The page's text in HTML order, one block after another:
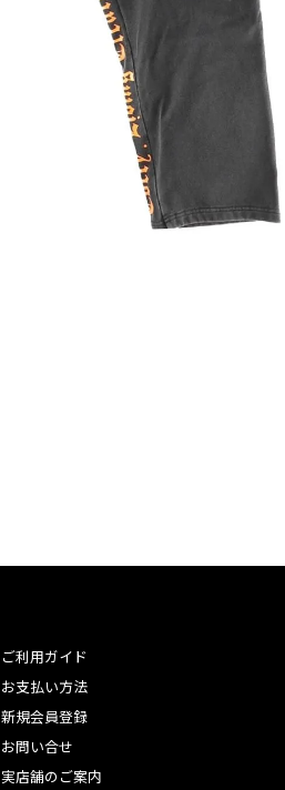
ご利用ガイド
お支払い方法
新規会員登録
お問い合せ
実店舗のご案内